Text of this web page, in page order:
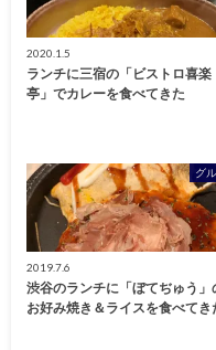
2020.1.5
ランチに三宿の「ビストロ喜楽
亭」でカレーを食べてきた
グ
2019.7.6
渋谷のランチに「ぼてぢゅう」
お好み焼き＆ライスを食べてき